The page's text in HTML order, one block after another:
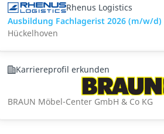
Rhenus Logistics
Ausbildung Fachlagerist 2026 (m/w/d)
Hückelhoven
Karriereprofil erkunden
BRAUN Möbel-Center GmbH & Co KG